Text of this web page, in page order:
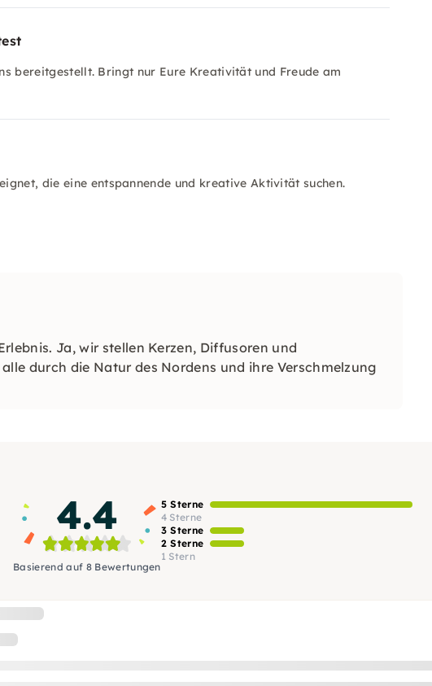
bereitgestellt. Bringt nur Eure Kreativität und Freude am
die eine entspannende und kreative Aktivität suchen.
Ja, wir stellen Kerzen, Diffusoren und
durch die Natur des Nordens und ihre Verschmelzung
4.4
Basierend auf 8 Bewertungen
5 Sterne
4 Sterne
3 Sterne
2 Sterne
1 Stern